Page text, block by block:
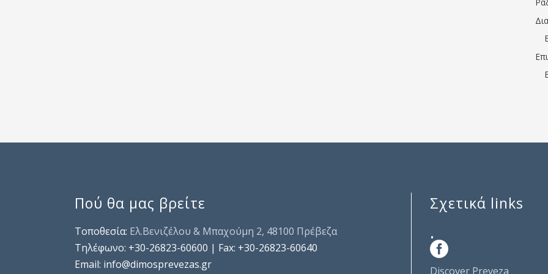
Πού θα μας βρείτε
Τοποθεσία: Ελ.Βενιζέλου & Μπαχούμη 2, 48100 Πρέβεζα
Τηλέφωνo: +30-26823-60600 | Fax: +30-26823-60640
Email: info@dimosprevezas.gr
Σχετικά links
.
Discover Preveza